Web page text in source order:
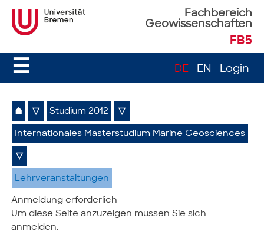
Fachbereich
Geowissenschaften
FB5
☰ DE EN Login
⌂ ▽ Studium 2012 ▽
Internationales Masterstudium Marine Geosciences
▽
Lehrveranstaltungen
Anmeldung erforderlich
Um diese Seite anzuzeigen müssen Sie sich
anmelden.